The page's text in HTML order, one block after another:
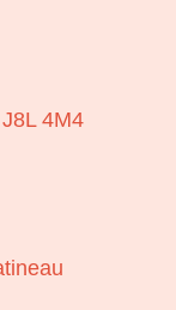
4M4